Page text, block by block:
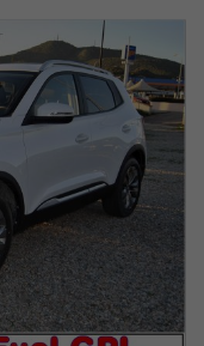
LEGA, ESP, ABS,
ANDROID
PANORAMICO
TETTO, SPECCHIETTI